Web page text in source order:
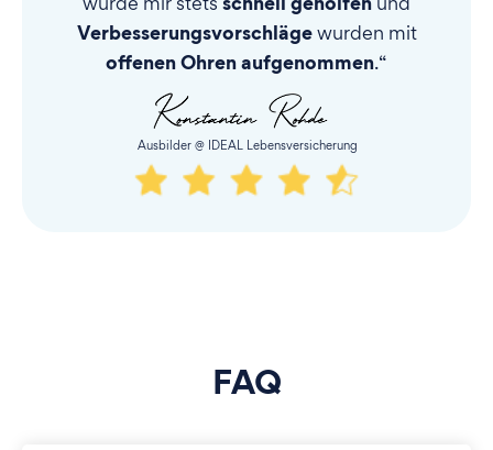
Verbesserungsvorschlägewurden mit
offenen Ohren aufgenommen.“
Ausbilder @ IDEAL Lebensversicherung
FAQ